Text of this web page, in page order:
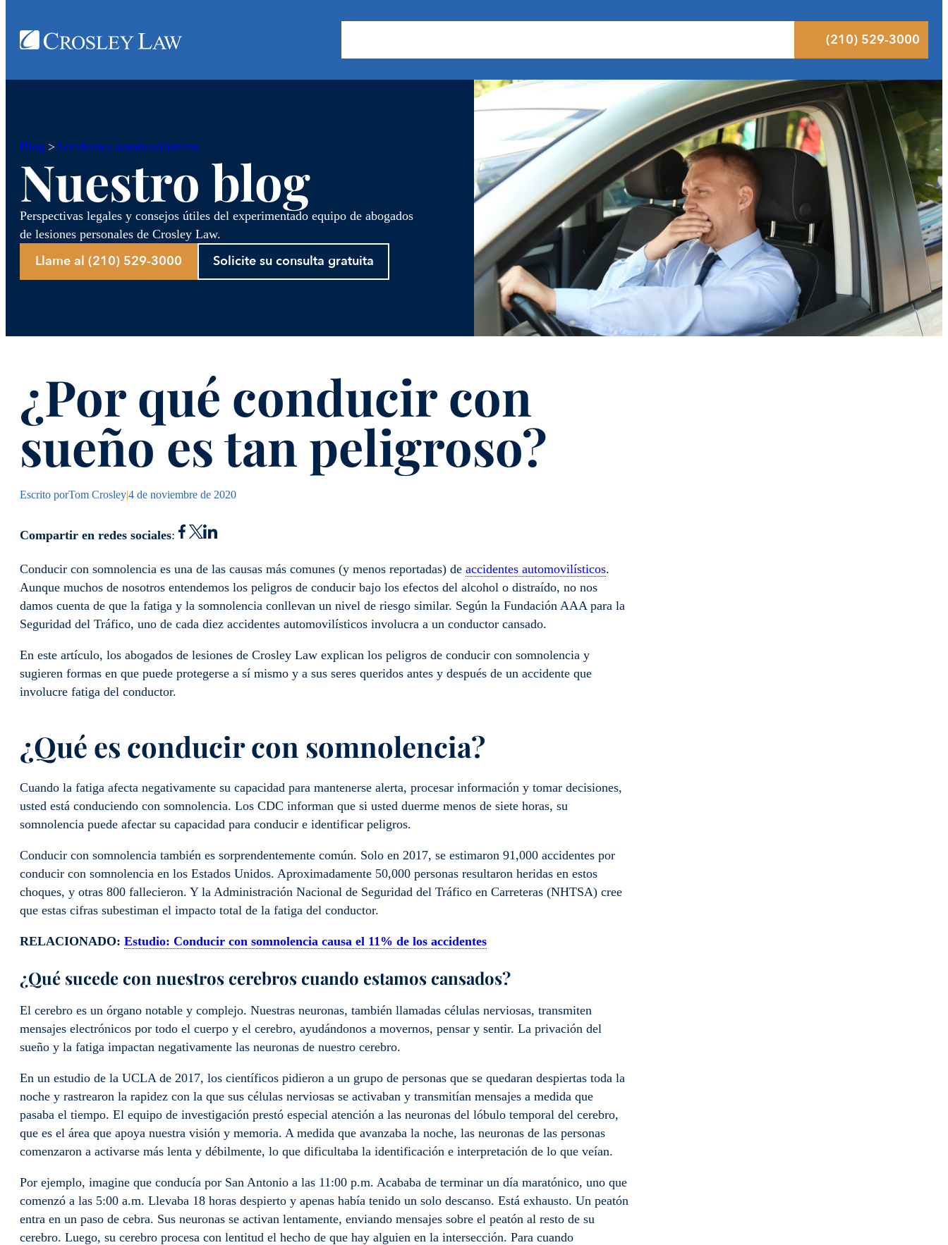
(210) 529-3000
Blog >Accidentes automovilísticos
Nuestro blog
Perspectivas legales y consejos útiles del experimentado equipo de abogados
de lesiones personales de Crosley Law.
Llame al (210) 529-3000 Solicite su consulta gratuita
¿Por qué conducir con
sueño es tan peligroso?
Escrito porTom Crosley|4 de noviembre de 2020
Compartir en redes sociales:
Conducir con somnolencia es una de las causas más comunes (y menos reportadas) de accidentes automovilísticos.
Aunque muchos de nosotros entendemos los peligros de conducir bajo los efectos del alcohol o distraído, no nos
damos cuenta de que la fatiga y la somnolencia conllevan un nivel de riesgo similar. Según la Fundación AAA para la
Seguridad del Tráfico, uno de cada diez accidentes automovilísticos involucra a un conductor cansado.
En este artículo, los abogados de lesiones de Crosley Law explican los peligros de conducir con somnolencia y
sugieren formas en que puede protegerse a sí mismo y a sus seres queridos antes y después de un accidente que
involucre fatiga del conductor.
¿Qué es conducir con somnolencia?
Cuando la fatiga afecta negativamente su capacidad para mantenerse alerta, procesar información y tomar decisiones,
usted está conduciendo con somnolencia. Los CDC informan que si usted duerme menos de siete horas, su
somnolencia puede afectar su capacidad para conducir e identificar peligros.
Conducir con somnolencia también es sorprendentemente común. Solo en 2017, se estimaron 91,000 accidentes por
conducir con somnolencia en los Estados Unidos. Aproximadamente 50,000 personas resultaron heridas en estos
choques, y otras 800 fallecieron. Y la Administración Nacional de Seguridad del Tráfico en Carreteras (NHTSA) cree
que estas cifras subestiman el impacto total de la fatiga del conductor.
RELACIONADO: Estudio: Conducir con somnolencia causa el 11% de los accidentes
¿Qué sucede con nuestros cerebros cuando estamos cansados?
El cerebro es un órgano notable y complejo. Nuestras neuronas, también llamadas células nerviosas, transmiten
mensajes electrónicos por todo el cuerpo y el cerebro, ayudándonos a movernos, pensar y sentir. La privación del
sueño y la fatiga impactan negativamente las neuronas de nuestro cerebro.
En un estudio de la UCLA de 2017, los científicos pidieron a un grupo de personas que se quedaran despiertas toda la
noche y rastrearon la rapidez con la que sus células nerviosas se activaban y transmitían mensajes a medida que
pasaba el tiempo. El equipo de investigación prestó especial atención a las neuronas del lóbulo temporal del cerebro,
que es el área que apoya nuestra visión y memoria. A medida que avanzaba la noche, las neuronas de las personas
comenzaron a activarse más lenta y débilmente, lo que dificultaba la identificación e interpretación de lo que veían.
Por ejemplo, imagine que conducía por San Antonio a las 11:00 p.m. Acababa de terminar un día maratónico, uno que
comenzó a las 5:00 a.m. Llevaba 18 horas despierto y apenas había tenido un solo descanso. Está exhausto. Un peatón
entra en un paso de cebra. Sus neuronas se activan lentamente, enviando mensajes sobre el peatón al resto de su
cerebro. Luego, su cerebro procesa con lentitud el hecho de que hay alguien en la intersección. Para cuando